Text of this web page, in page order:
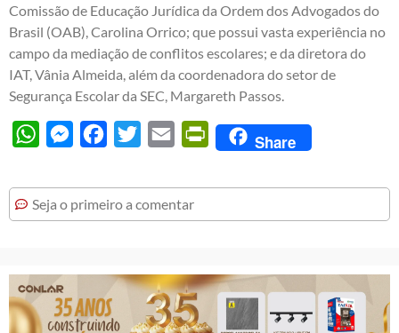
Comissão de Educação Jurídica da Ordem dos Advogados do
Brasil (OAB), Carolina Orrico; que possui vasta experiência no
campo da mediação de conflitos escolares; e da diretora do
IAT, Vânia Almeida, além da coordenadora do setor de
Segurança Escolar da SEC, Margareth Passos.
WhatsAppMessengerFacebook
Twitter Email PrintFriendly
Share
Seja o primeiro a comentar